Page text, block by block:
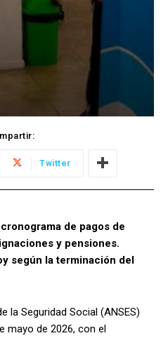
Twitter
de pagos de
y pensiones.
según la terminación del
la Seguridad Social (ANSES)
mayo de 2026, con el